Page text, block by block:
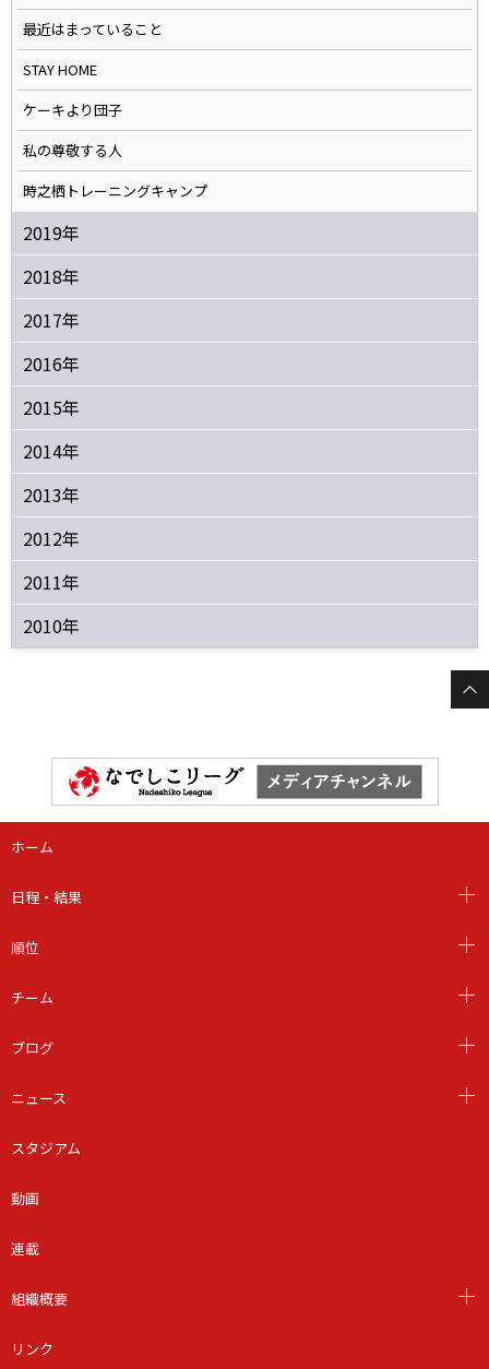
最近はまっていること
STAY HOME
ケーキより団子
私の尊敬する人
時之栖トレーニングキャンプ
2019年
2018年
2017年
2016年
2015年
2014年
2013年
2012年
2011年
2010年
ホーム
日程・結果
順位
チーム
ブログ
ニュース
スタジアム
動画
連載
組織概要
リンク